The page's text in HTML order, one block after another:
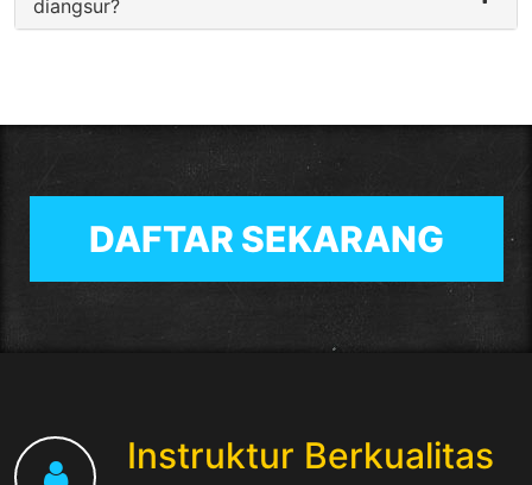
diangsur?
DAFTAR SEKARANG
Instruktur Berkualitas